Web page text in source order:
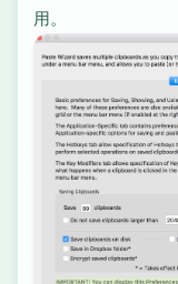
用。